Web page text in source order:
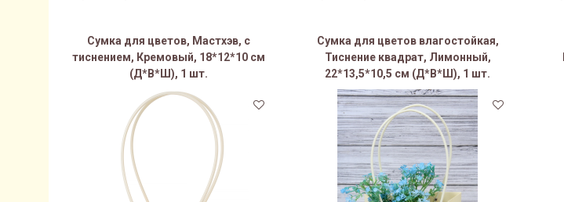
Сумка для цветов, Мастхэв, с
тиснением, Кремовый, 18*12*10 см
(Д*В*Ш), 1 шт.
Сумка для цветов влагостойкая,
Тиснение квадрат, Лимонный,
22*13,5*10,5 см (Д*В*Ш), 1 шт.